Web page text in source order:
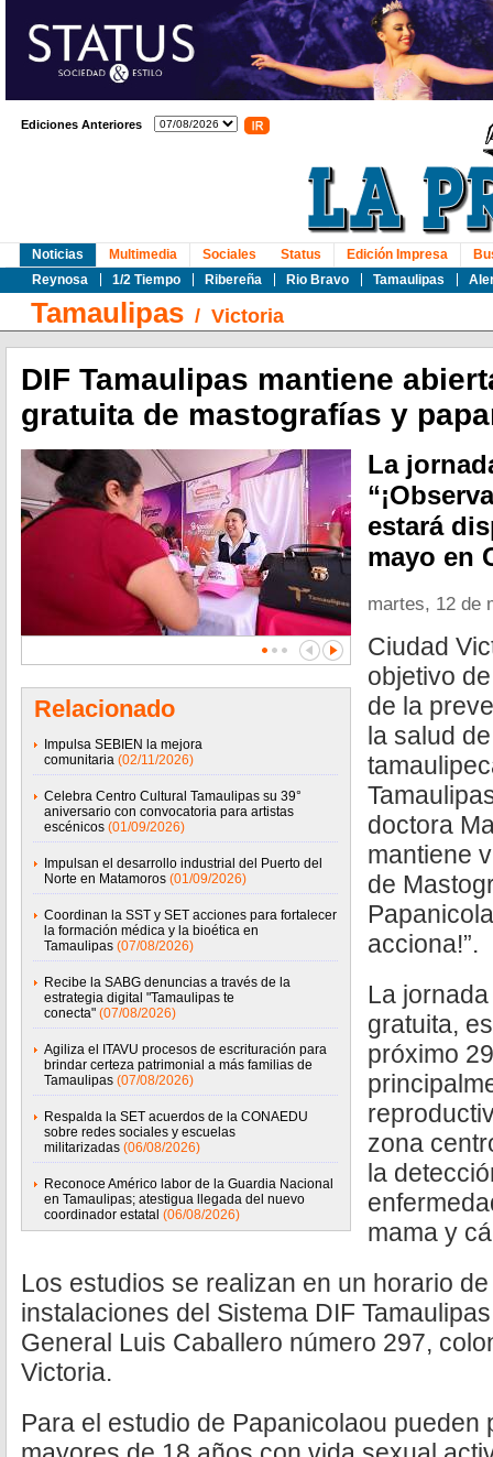
Ediciones Anteriores
Noticias
Reynosa
1/2 Tiempo Ribereña Rio Bravo Tamaulipas
Multimedia Sociales Status Edición Impresa
Tamaulipas / Victoria
DIF Tamaulipas mantiene
gratuita de mastografías y
Relacionado
Impulsa SEBIEN la mejora
comunitaria (02/11/2026)
Celebra Centro Cultural Tamaulipas su 39°
aniversario con convocatoria para artistas
escénicos (01/09/2026)
Impulsan el desarrollo industrial del Puerto del
Norte en Matamoros (01/09/2026)
Coordinan la SST y SET acciones para fortalecer
la formación médica y la bioética en
Tamaulipas (07/08/2026)
Recibe la SABG denuncias a través de la
estrategia digital "Tamaulipas te
conecta" (07/08/2026)
Agiliza el ITAVU procesos de escrituración para
brindar certeza patrimonial a más familias de
Tamaulipas (07/08/2026)
Respalda la SET acuerdos de la CONAEDU
sobre redes sociales y escuelas
militarizadas (06/08/2026)
Reconoce Américo labor de la Guardia Nacional
en Tamaulipas; atestigua llegada del nuevo
coordinador estatal (06/08/2026)
La
estará
mayo en
martes, 12 de
Ciudad
objetivo
de la
la salud
doctora
mantiene
de
acciona!”.
La
gratuita,
próximo
zona
la
mama y
Los estudios se realizan en un horario
instalaciones del Sistema DIF
General Luis Caballero número 297,
Victoria.
Para el estudio de Papanicolaou pueden